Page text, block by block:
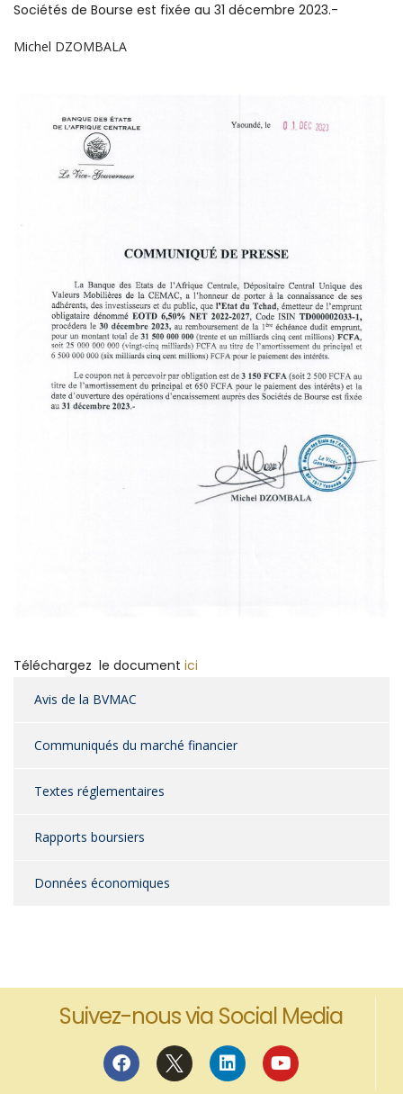
Sociétés de Bourse est fixée au 31 décembre 2023.-
Michel DZOMBALA
Téléchargez le document ici
Avis de la BVMAC
Communiqués du marché financier
Textes réglementaires
Rapports boursiers
Données économiques
Suivez-nous via Social Media